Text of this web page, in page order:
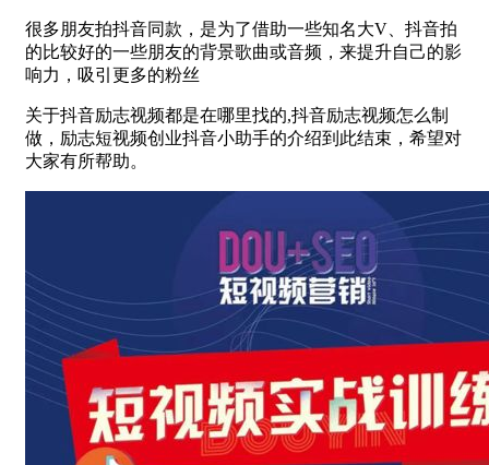
很多朋友拍抖音同款，是为了借助一些知名大V、抖音拍
的比较好的一些朋友的背景歌曲或音频，来提升自己的影
响力，吸引更多的粉丝
关于抖音励志视频都是在哪里找的,抖音励志视频怎么制
做，励志短视频创业抖音小助手的介绍到此结束，希望对
大家有所帮助。